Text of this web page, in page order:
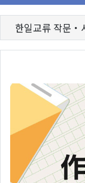
한일교류 작문・